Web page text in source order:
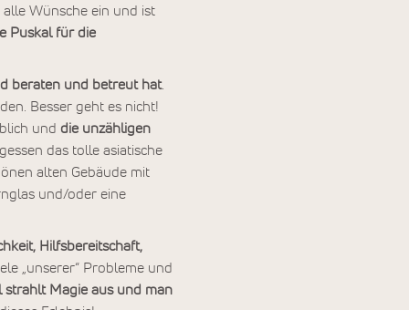
Wünsche ein und ist
Puskal für die
beraten und betreut hat.
Besser geht es nicht!
und die unzähligen
das tolle asiatische
alten Gebäude mit
und/oder eine
Hilfsbereitschaft,
„unserer“ Probleme und
strahlt Magie aus und man